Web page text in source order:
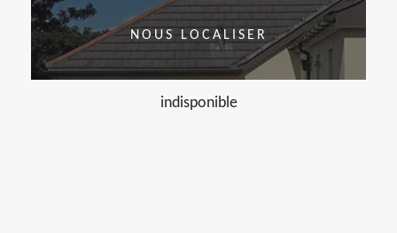
NOUS LOCALISER
indisponible